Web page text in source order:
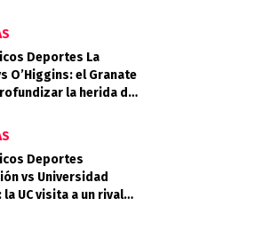
Deportes La
O’Higgins: el Granate
la herida del
Deportes
vs Universidad
la UC visita a un rival